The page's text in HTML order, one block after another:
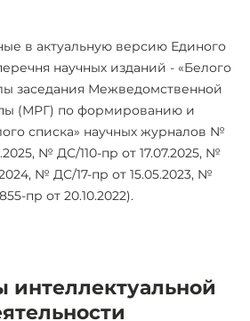
в актуальную версию Единого
научных изданий - «Белого
заседания Межведомственной
(МРГ) по формированию и
списка» научных журналов №
№ ДС/110-пр от 17.07.2025, №
№ ДС/17-пр от 15.05.2023, №
пр от 20.10.2022).
интеллектуальной